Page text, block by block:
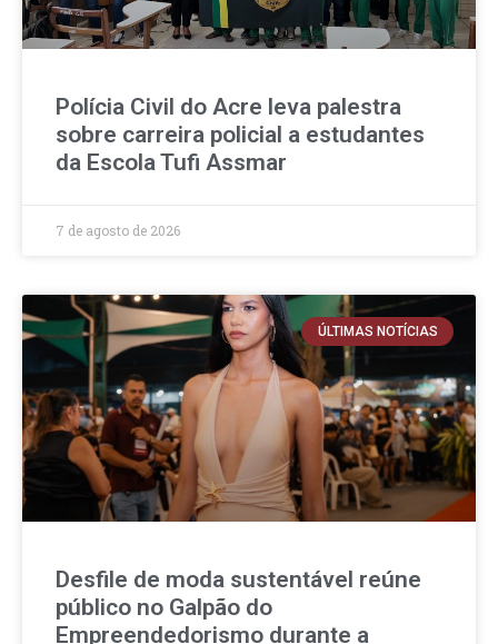
Polícia Civil do Acre leva palestra
sobre carreira policial a estudantes
da Escola Tufi Assmar
7 de agosto de 2026
ÚLTIMAS NOTÍCIAS
Desfile de moda sustentável reúne
público no Galpão do
Empreendedorismo durante a